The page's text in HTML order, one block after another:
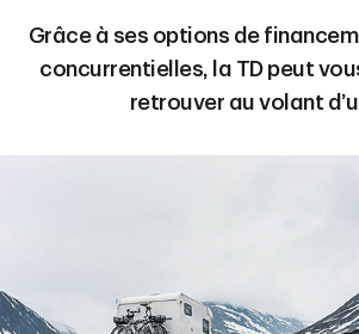
Grâce à ses options de
concurrentielles, la TD peut
retrouver au volant